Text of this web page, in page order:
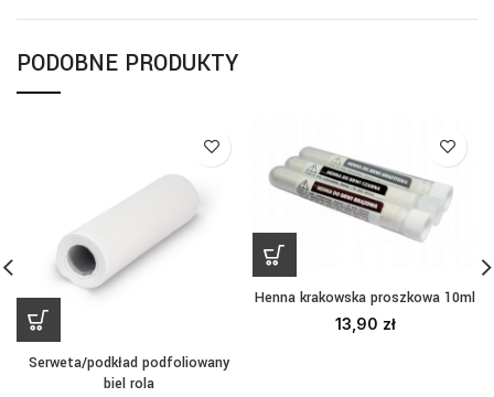
PODOBNE PRODUKTY
Serweta/podkład podfoliowany
biel rola
Henna krakowska proszkowa 10ml
13,90 zł